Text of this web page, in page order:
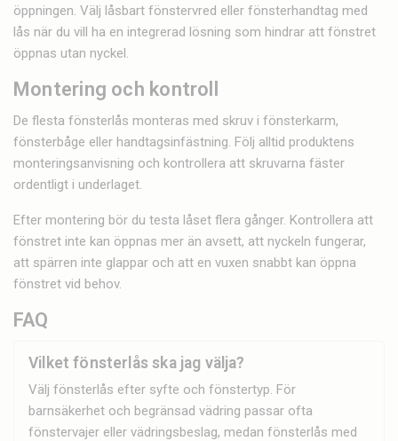
öppningen. Välj låsbart fönstervred eller fönsterhandtag med
lås när du vill ha en integrerad lösning som hindrar att fönstret
öppnas utan nyckel.
Montering och kontroll
De flesta fönsterlås monteras med skruv i fönsterkarm,
fönsterbåge eller handtagsinfästning. Följ alltid produktens
monteringsanvisning och kontrollera att skruvarna fäster
ordentligt i underlaget.
Efter montering bör du testa låset flera gånger. Kontrollera att
fönstret inte kan öppnas mer än avsett, att nyckeln fungerar,
att spärren inte glappar och att en vuxen snabbt kan öppna
fönstret vid behov.
FAQ
Vilket fönsterlås ska jag välja?
Välj fönsterlås efter syfte och fönstertyp. För
barnsäkerhet och begränsad vädring passar ofta
fönstervajer eller vädringsbeslag, medan fönsterlås med